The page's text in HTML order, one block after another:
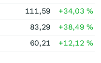
111,59 +34,03%
83,29 +38,49%
60,21 +12,12%